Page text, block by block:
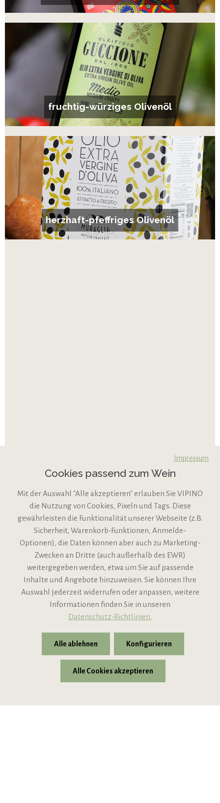
fruchtig-würziges Olivenöl
herzhaft-pfeffriges Olivenöl
VIPINO Service
Informationen
Support
* Alle Preise inkl. gesetzl. Mehrwertsteuer zzgl.Versandkosten
Impressum
Cookies passend zum Wein
Mit der Auswahl "Alle akzeptieren" erlauben Sie VIPINO
die Nutzung von Cookies, Pixeln und Tags. Diese
gewährleisten die Funktionalität unserer Webseite (z.B.
Sicherheit, Warenkorb-Funktionen, Anmelde-
Optionen), die Daten können aber auch zu Marketing-
Zwecken an Dritte (auch außerhalb des EWR)
weitergegeben werden, etwa um Sie auf passende
Inhalte und Angebote hinzuweisen. Sie können Ihre
Auswahl jederzeit widerrufen oder anpassen, weitere
Informationen finden Sie in unseren
Datenschutz-Richtlinien.
Alle ablehnen Konfigurieren
Alle Cookies akzeptieren